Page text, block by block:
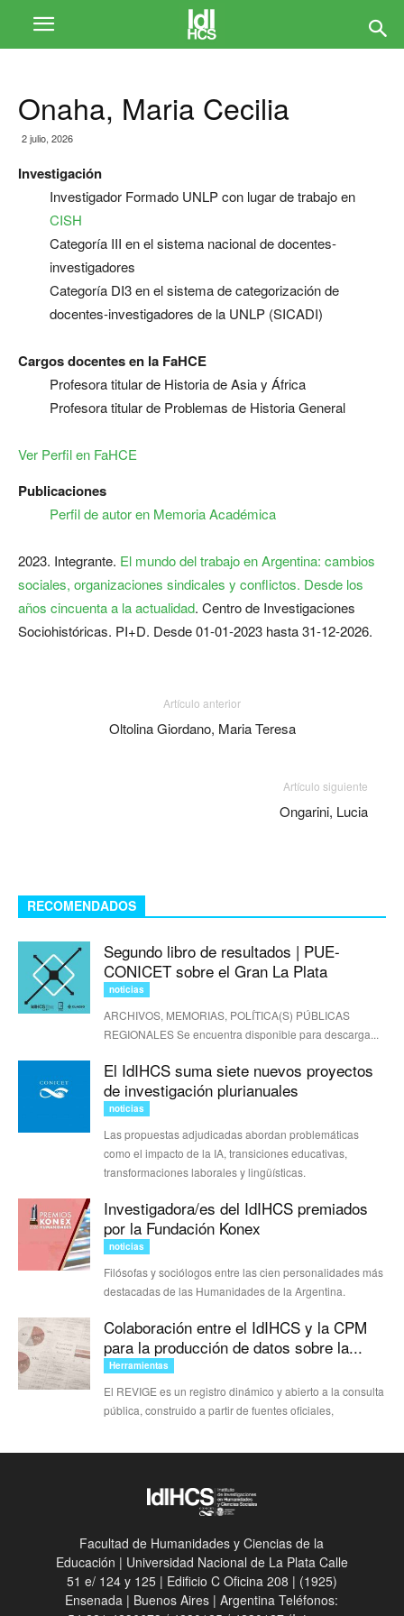
Onaha, Maria Cecilia
2 julio, 2026
Investigación
Investigador Formado UNLP con lugar de trabajo en
CISH
Categoría III en el sistema nacional de docentes-
investigadores
Categoría DI3 en el sistema de categorización de
docentes-investigadores de la UNLP (SICADI)
Cargos docentes en la FaHCE
Profesora titular de Historia de Asia y África
Profesora titular de Problemas de Historia General
Ver Perfil en FaHCE
Publicaciones
Perfil de autor en Memoria Académica
2023. Integrante. El mundo del trabajo en Argentina: cambios
sociales, organizaciones sindicales y conflictos. Desde los
años cincuenta a la actualidad. Centro de Investigaciones
Sociohistóricas. PI+D. Desde 01-01-2023 hasta 31-12-2026.
Artículo anterior
Oltolina Giordano, Maria Teresa
Artículo siguiente
Ongarini, Lucia
RECOMENDADOS
Segundo libro de resultados | PUE-
CONICET sobre el Gran La Plata
noticias
ARCHIVOS, MEMORIAS, POLÍTICA(S) PÚBLICAS
REGIONALES Se encuentra disponible para descarga...
El IdIHCS suma siete nuevos proyectos
de investigación plurianuales
noticias
Las propuestas adjudicadas abordan problemáticas
como el impacto de la IA, transiciones educativas,
transformaciones laborales y lingüísticas.
Investigadora/es del IdIHCS premiados
por la Fundación Konex
noticias
Filósofas y sociólogos entre las cien personalidades más
destacadas de las Humanidades de la Argentina.
Colaboración entre el IdIHCS y la CPM
para la producción de datos sobre la...
Herramientas
El REVIGE es un registro dinámico y abierto a la consulta
pública, construido a partir de fuentes oficiales,
Facultad de Humanidades y Ciencias de la
Educación | Universidad Nacional de La Plata Calle
51 e/ 124 y 125 | Edificio C Oficina 208 | (1925)
Ensenada | Buenos Aires | Argentina Teléfonos: